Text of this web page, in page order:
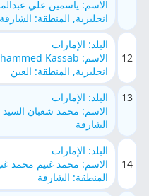
الاسم: ياسمين علي
انجليزية, المنطقة: الشارقة
12
البلد: الإمارات
انجليزية, المنطقة: العين
13
البلد: الإمارات
الاسم: محمد شعبان السيد
الشارقة
14
البلد: الإمارات
الاسم: محمد غنيم محمد
المنطقة: الشارقة